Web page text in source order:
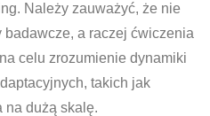
Należy zauważyć, że nie
badawcze, a raczej ćwiczenia
celu zrozumienie dynamiki
takich jak
na dużą skalę.